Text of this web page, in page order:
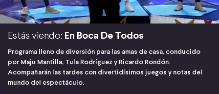
Estás viendo: En Boca De Todos
Programa lleno de diversión para las amas de casa, conducido
por Maju Mantilla, Tula Rodríguez y Ricardo Rondón.
Acompañarán las tardes con divertidísimos juegos y notas del
mundo del espectáculo.